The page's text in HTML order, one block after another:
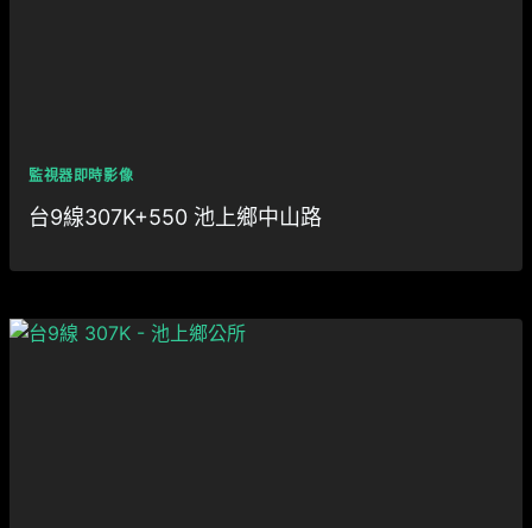
監視器即時影像
台9線307K+550 池上鄉中山路